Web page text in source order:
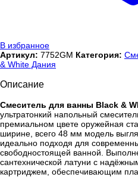
В избранное
Артикул: 7752GM Категория:
& White Дания
Описание
Смеситель для ванны Black &
ультратонкий напольный
премиальном цвете оружейная
ширине, всего 48 мм модель
идеально подходя для
свободностоящей ванной.
сантехнической латуни с
картриджем, обеспечивающим